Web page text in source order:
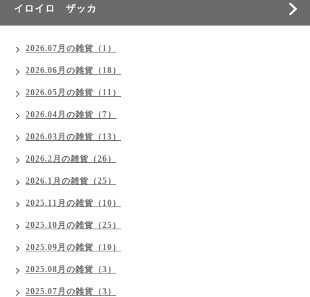
イロイロ ザッカ
2026.07月の雑貨（1）
2026.06月の雑貨（18）
2026.05月の雑貨（11）
2026.04月の雑貨（7）
2026.03月の雑貨（13）
2026.2月の雑貨（26）
2026.1月の雑貨（25）
2025.11月の雑貨（10）
2025.10月の雑貨（25）
2025.09月の雑貨（10）
2025.08月の雑貨（3）
2025.07月の雑貨（3）